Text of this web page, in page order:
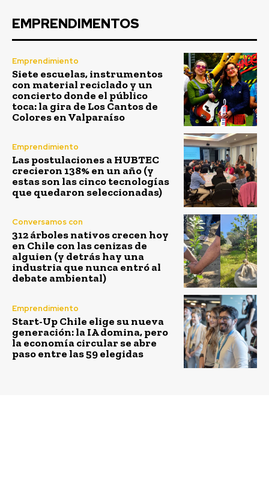
EMPRENDIMENTOS
Emprendimiento
Siete escuelas, instrumentos
con material reciclado y un
concierto donde el público
toca: la gira de Los Cantos de
Colores en Valparaíso
Emprendimiento
Las postulaciones a HUBTEC
crecieron 138% en un año (y
estas son las cinco tecnologías
que quedaron seleccionadas)
Conversamos con
312 árboles nativos crecen hoy
en Chile con las cenizas de
alguien (y detrás hay una
industria que nunca entró al
debate ambiental)
Emprendimiento
Start-Up Chile elige su nueva
generación: la IA domina, pero
la economía circular se abre
paso entre las 59 elegidas